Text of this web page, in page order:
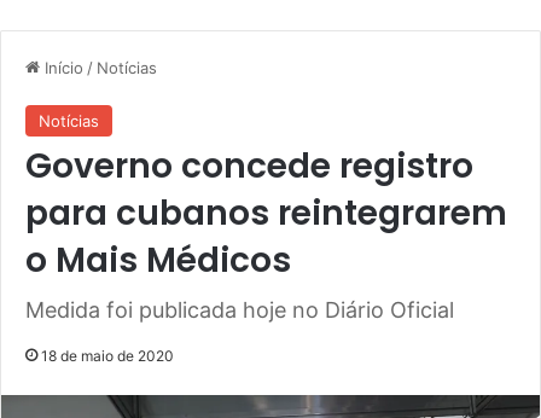
Início / Notícias
Notícias
Governo concede registro
para cubanos reintegrarem
o Mais Médicos
Medida foi publicada hoje no Diário Oficial
18 de maio de 2020